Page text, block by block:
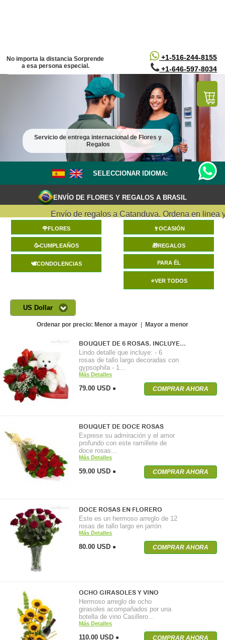
+1-516-244-8155
+1-646-597-8034
No importa la distancia Sorprende
a esa persona especial.
Servicio de entrega internacional de Flores y
Regalos
SELECCIONAR IDIOMA:
ENVÍO DE FLORES Y REGALOS A BRASIL
Envío de regalos a Catanduva. Ordena en linea y
🌹FLORES 🍷OCASIÓN
🥳CUMPLEAÑOS 🎁REGALOS
🕊️CONDOLENCIAS PARA ÉL
⭐VER TODOS
US Dollar
Ordenar por precio: Menor a mayor Mayor a menor
BOUQUET DE 6 ROSAS. INCLUYE…
Lindo detalle que incluye: - 6
rosas de tallo largo decoradas con
gypsophila - 1…
Más Detalles
79.00 USD COMPRAR AHORA
BOUQUET DE DOCE ROSAS
Exprese su admiración y el amor
profundo con este ramillete de
doce rosas…
Más Detalles
59.00 USD COMPRAR AHORA
DOCE ROSAS EN FLORERO
Este es un hermoso arreglo de 12
rosas de tallo largo en jarrón
Más Detalles
80.00 USD COMPRAR AHORA
OCHO GIRASOLES Y VINO
Hermoso arreglo de ocho
girasoles acompañados por una
botella de vino Casillero…
Más Detalles
110.00 USD COMPRAR AHORA